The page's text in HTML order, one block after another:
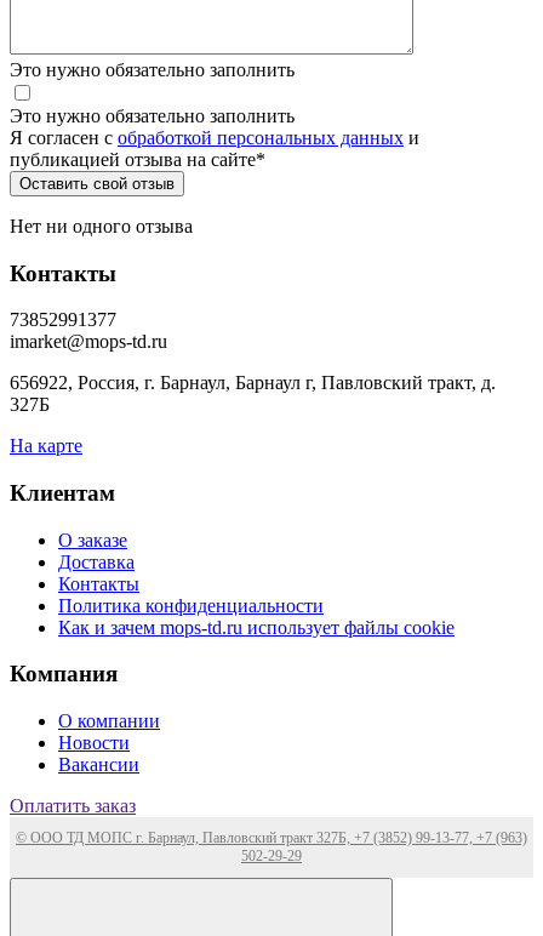
Это нужно обязательно заполнить
Это нужно обязательно заполнить
Я согласен c обработкой персональных данных и
публикацией отзыва на сайте*
Нет ни одного отзыва
Контакты
73852991377
imarket@mops-td.ru
656922, Россия, г. Барнаул, Барнаул г, Павловский тракт, д.
327Б
На карте
Клиентам
О заказе
Доставка
Контакты
Политика конфиденциальности
Как и зачем mops-td.ru использует файлы cookie
Компания
О компании
Новости
Вакансии
Оплатить заказ
© ООО ТД МОПС г. Барнаул, Павловский тракт 327Б, +7 (3852) 99-13-77, +7 (963)
502-29-29